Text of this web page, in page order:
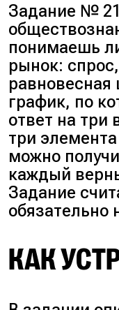
Задание №
понимаешь
рынок:
равновесная
график, по
ответ на три
три
можно
каждый
Задание
обязательно
КАК